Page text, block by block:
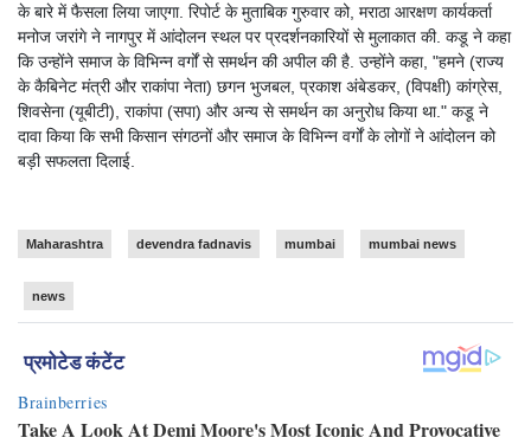
के बारे में फैसला लिया जाएगा. रिपोर्ट के मुताबिक गुरुवार को, मराठा आरक्षण कार्यकर्ता
मनोज जरांगे ने नागपुर में आंदोलन स्थल पर प्रदर्शनकारियों से मुलाकात की. कडू ने कहा
कि उन्होंने समाज के विभिन्न वर्गों से समर्थन की अपील की है. उन्होंने कहा, "हमने (राज्य
के कैबिनेट मंत्री और राकांपा नेता) छगन भुजबल, प्रकाश अंबेडकर, (विपक्षी) कांग्रेस,
शिवसेना (यूबीटी), राकांपा (सपा) और अन्य से समर्थन का अनुरोध किया था." कडू ने
दावा किया कि सभी किसान संगठनों और समाज के विभिन्न वर्गों के लोगों ने आंदोलन को
बड़ी सफलता दिलाई.
Maharashtra devendra fadnavis mumbai mumbai news
news